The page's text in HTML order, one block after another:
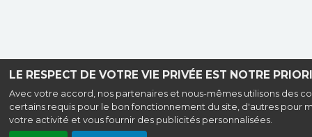
LE RESPECT DE VOTRE VIE PRIVÉE EST NOTRE
Avec votre accord, nos partenaires et nous-mêmes utilisons des
certains requis pour le bon fonctionnement du site, d'autres pour
votre activité et vous fournir des publicités personnalisées.